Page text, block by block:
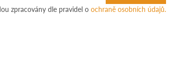
zpracovány dle pravidel o ochraně osobních údajů.